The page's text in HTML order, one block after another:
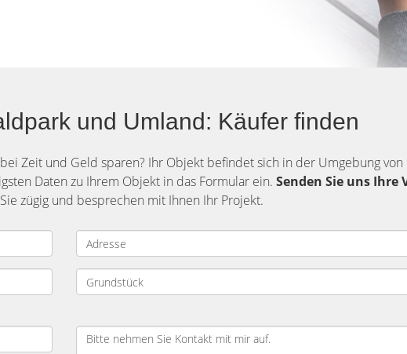
und Umland: Käufer finden
Zeit und Geld sparen? Ihr Objekt befindet sich in der Umgebung von
Daten zu Ihrem Objekt in das Formular ein. Senden Sie uns Ihre
zügig und besprechen mit Ihnen Ihr Projekt.